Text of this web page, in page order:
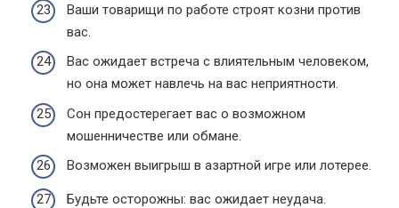
Ваши товарищи по работе строят козни против
вас.
Вас ожидает встреча с влиятельным человеком,
но она может навлечь на вас неприятности.
Сон предостерегает вас о возможном
мошенничестве или обмане.
Возможен выигрыш в азартной игре или лотерее.
Будьте осторожны: вас ожидает неудача.